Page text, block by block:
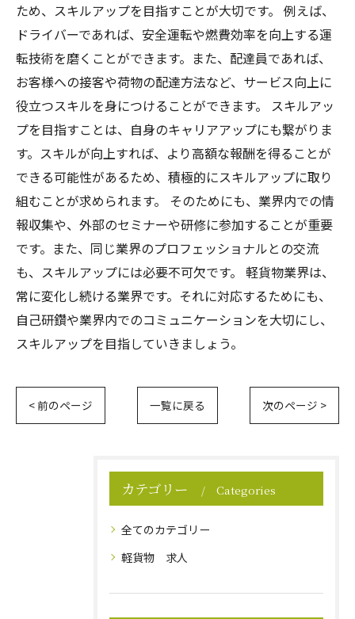
ため、スキルアップを目指すことが大切です。 例えば、
ドライバーであれば、安全運転や燃費効率を向上する運
転技術を磨くことができます。また、配達員であれば、
お客様への接客や荷物の配達方法など、サービス向上に
役立つスキルを身につけることができます。 スキルアッ
プを目指すことは、自身のキャリアアップにも繋がりま
す。スキルが向上すれば、より高額な報酬を得ることが
できる可能性があるため、積極的にスキルアップに取り
組むことが求められます。 そのためにも、業界内での情
報収集や、外部のセミナーや研修に参加することが重要
です。また、同じ業界のプロフェッショナルとの交流
も、スキルアップには必要不可欠です。 軽貨物業界は、
常に変化し続ける業界です。それに対応するためにも、
自己研鑽や業界内でのコミュニケーションを大切にし、
スキルアップを目指していきましょう。
< 前のページ 一覧に戻る 次のページ >
カテゴリー Categories
全てのカテゴリー
軽貨物 求人